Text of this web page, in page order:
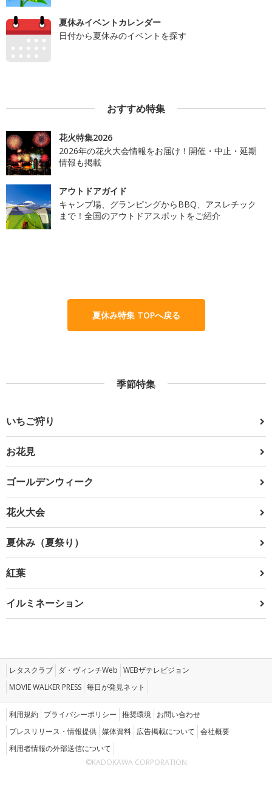
夏休みイベントカレンダー
日付から夏休みのイベントを探す
おすすめ特集
花火特集2026
2026年の花火大会情報をお届け！開催・中止・延期
情報も掲載
アウトドアガイド
キャンプ場、グランピングからBBQ、アスレチック
まで！全国のアウトドアスポットをご紹介
夏休み特集 TOPへ戻る
季節特集
いちご狩り
お花見
ゴールデンウィーク
花火大会
夏休み（夏祭り）
紅葉
イルミネーション
レタスクラブ ダ・ヴィンチWeb WEBザテレビジョン
MOVIE WALKER PRESS 毎日が発見ネット
利用規約 プライバシーポリシー 推奨環境 お問い合わせ
プレスリリース・情報提供 媒体資料 広告掲載について 会社概要
利用者情報の外部送信について
©KADOKAWA CORPORATION